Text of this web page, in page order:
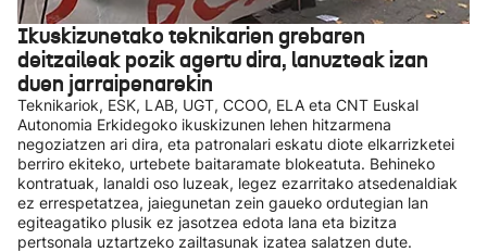
Ikuskizunetako teknikarien grebaren
deitzaileak pozik agertu dira, lanuzteak izan
duen jarraipenarekin
Teknikariok, ESK, LAB, UGT, CCOO, ELA eta CNT Euskal
Autonomia Erkidegoko ikuskizunen lehen hitzarmena
negoziatzen ari dira, eta patronalari eskatu diote elkarrizketei
berriro ekiteko, urtebete baitaramate blokeatuta. Behineko
kontratuak, lanaldi oso luzeak, legez ezarritako atsedenaldiak
ez errespetatzea, jaiegunetan zein gaueko ordutegian lan
egiteagatiko plusik ez jasotzea edota lana eta bizitza
pertsonala uztartzeko zailtasunak izatea salatzen dute.